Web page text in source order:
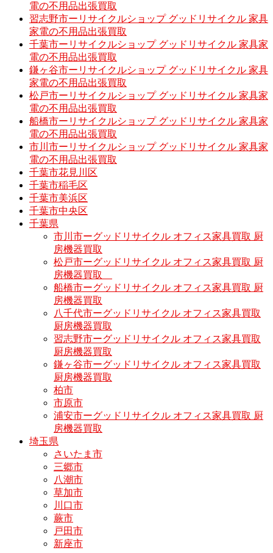
電の不用品出張買取
習志野市ーリサイクルショップ グッドリサイクル 家具
家電の不用品出張買取
千葉市ーリサイクルショップ グッドリサイクル 家具家
電の不用品出張買取
鎌ヶ谷市ーリサイクルショップ グッドリサイクル 家具
家電の不用品出張買取
松戸市ーリサイクルショップ グッドリサイクル 家具家
電の不用品出張買取
船橋市ーリサイクルショップ グッドリサイクル 家具家
電の不用品出張買取
市川市ーリサイクルショップ グッドリサイクル 家具家
電の不用品出張買取
千葉市花見川区
千葉市稲毛区
千葉市美浜区
千葉市中央区
千葉県
市川市ーグッドリサイクル オフィス家具買取 厨
房機器買取
松戸市ーグッドリサイクル オフィス家具買取 厨
房機器買取
船橋市ーグッドリサイクル オフィス家具買取 厨
房機器買取
八千代市ーグッドリサイクル オフィス家具買取
厨房機器買取
習志野市ーグッドリサイクル オフィス家具買取
厨房機器買取
鎌ヶ谷市ーグッドリサイクル オフィス家具買取
厨房機器買取
柏市
市原市
浦安市ーグッドリサイクル オフィス家具買取 厨
房機器買取
埼玉県
さいたま市
三郷市
八潮市
草加市
川口市
蕨市
戸田市
新座市